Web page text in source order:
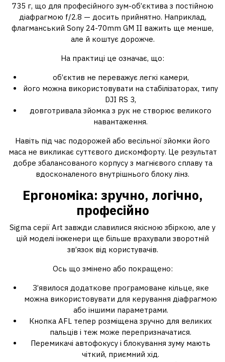
735 г, що для професійного зум-об’єктива з постійною
діафрагмою f/2.8 — досить прийнятно. Наприклад,
флагманський Sony 24-70mm GM II важить ще менше,
але й коштує дорожче.
На практиці це означає, що:
об’єктив не переважує легкі камери,
його можна використовувати на стабілізаторах, типу
DJI RS 3,
довготривала зйомка з рук не створює великого
навантаження.
Навіть під час подорожей або весільної зйомки його
маса не викликає суттєвого дискомфорту. Це результат
добре збалансованого корпусу з магнієвого сплаву та
вдосконаленого внутрішнього блоку лінз.
Ергономіка: зручно, логічно,
професійно
Sigma серії Art завжди славилися якісною збіркою, але у
цій моделі інженери ще більше врахували зворотній
зв’язок від користувачів.
Ось що змінено або покращено:
З’явилося додаткове програмоване кільце, яке
можна використовувати для керування діафрагмою
або іншими параметрами.
Кнопка AFL тепер розміщена зручно для великих
пальців і теж може перепризначатися.
Перемикачі автофокусу і блокування зуму мають
чіткий, приємний хід.